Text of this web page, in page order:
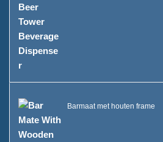
Barmaat met houten frame